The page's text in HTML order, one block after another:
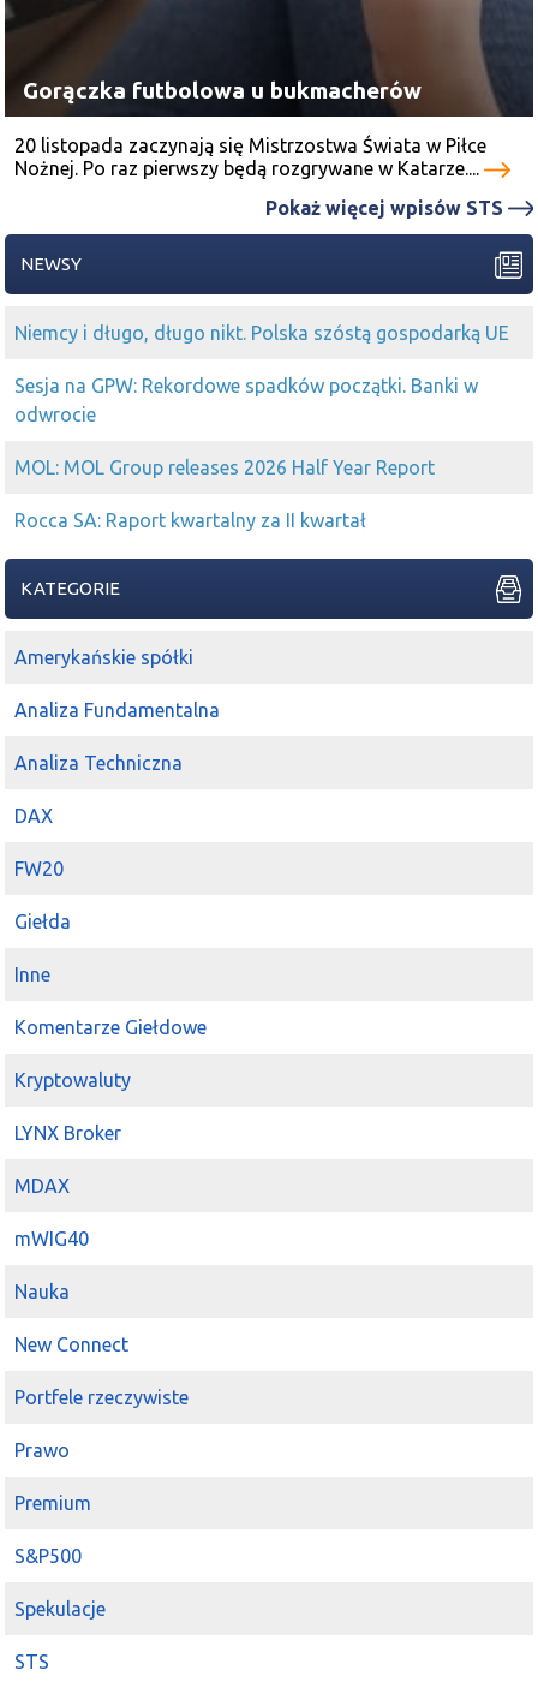
Gorączka futbolowa u bukmacherów
20 listopada zaczynają się Mistrzostwa Świata w Piłce
Nożnej. Po raz pierwszy będą rozgrywane w Katarze....
Pokaż więcej wpisów STS
NEWSY
Niemcy i długo, długo nikt. Polska szóstą gospodarką UE
Sesja na GPW: Rekordowe spadków początki. Banki w
odwrocie
MOL: MOL Group releases 2026 Half Year Report
Rocca SA: Raport kwartalny za II kwartał
KATEGORIE
Amerykańskie spółki
Analiza Fundamentalna
Analiza Techniczna
DAX
FW20
Giełda
Inne
Komentarze Giełdowe
Kryptowaluty
LYNX Broker
MDAX
mWIG40
Nauka
New Connect
Portfele rzeczywiste
Prawo
Premium
S&P500
Spekulacje
STS